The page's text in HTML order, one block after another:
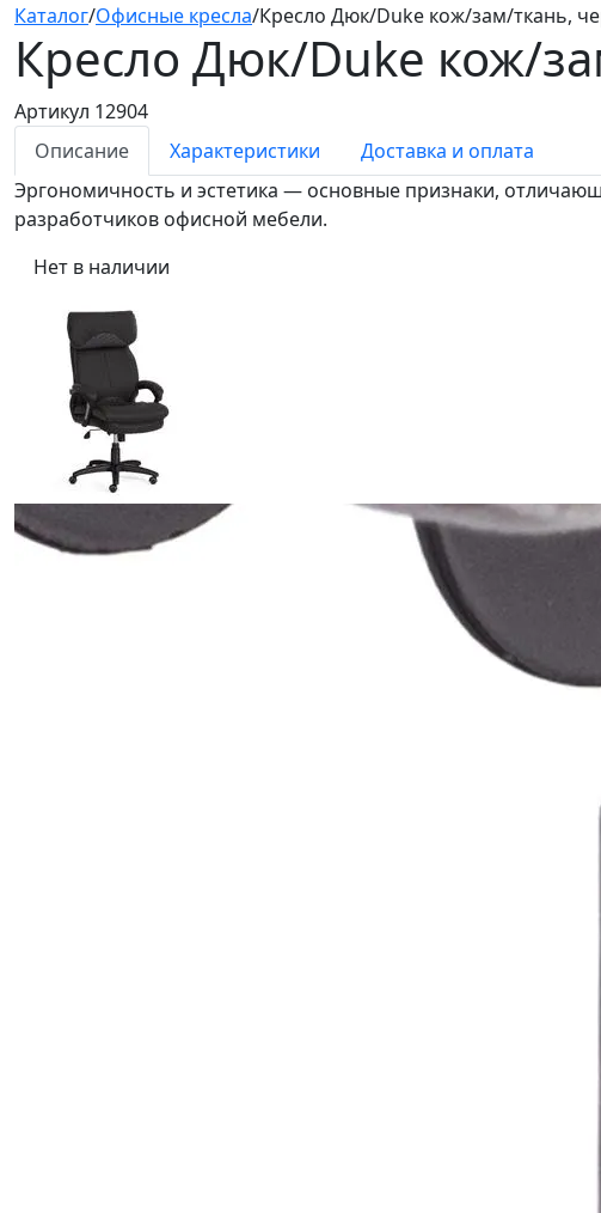
Каталог/Офисные кресла/Кресло Дюк/Duke кож/зам/ткань,
Кресло Дюк/Duke кож/
Артикул 12904
Описание
Характеристики
Доставка и оплата
Эргономичность и эстетика — основные признаки,
разработчиков офисной мебели.
Нет в наличии